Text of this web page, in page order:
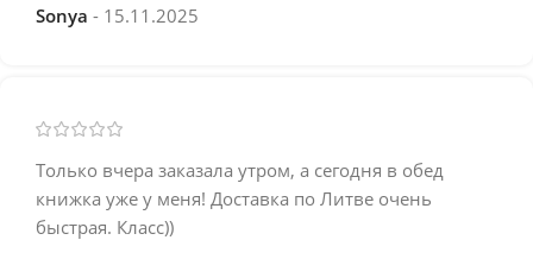
Sonya
15.11.2025
Только вчера заказала утром, а сегодня в обед
книжка уже у меня! Доставка по Литве очень
быстрая. Класс))